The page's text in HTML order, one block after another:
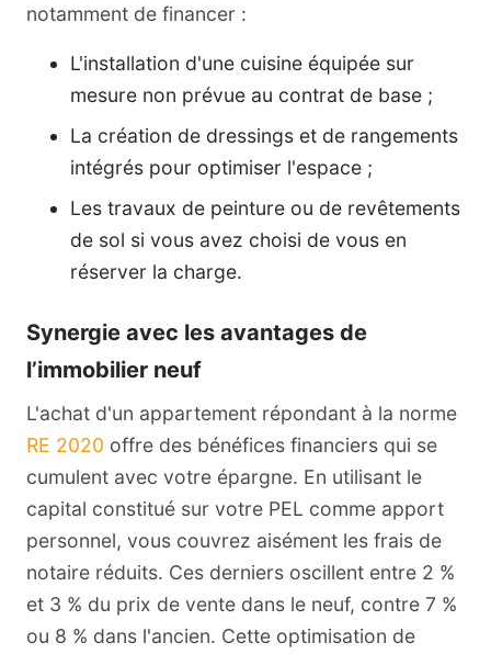
notamment de financer :
L'installation d'une cuisine équipée sur
mesure non prévue au contrat de base ;
La création de dressings et de rangements
intégrés pour optimiser l'espace ;
Les travaux de peinture ou de revêtements
de sol si vous avez choisi de vous en
réserver la charge.
Synergie avec les avantages de
l’immobilier neuf
L'achat d'un appartement répondant à la norme
RE 2020 offre des bénéfices financiers qui se
cumulent avec votre épargne. En utilisant le
capital constitué sur votre PEL comme apport
personnel, vous couvrez aisément les frais de
notaire réduits. Ces derniers oscillent entre 2 %
et 3 % du prix de vente dans le neuf, contre 7 %
ou 8 % dans l'ancien. Cette optimisation de